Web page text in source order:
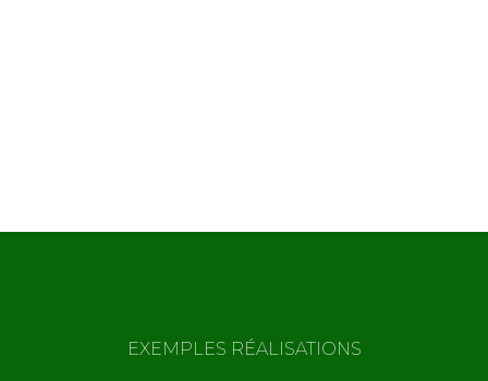
EXEMPLES RÉALISATIONS